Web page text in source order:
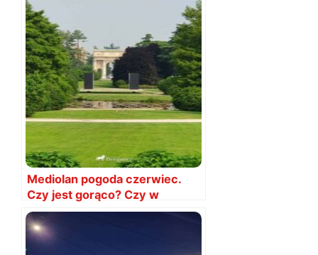
Mediolan pogoda czerwiec.
Czy jest gorąco? Czy w
czerwcu warto lecieć?